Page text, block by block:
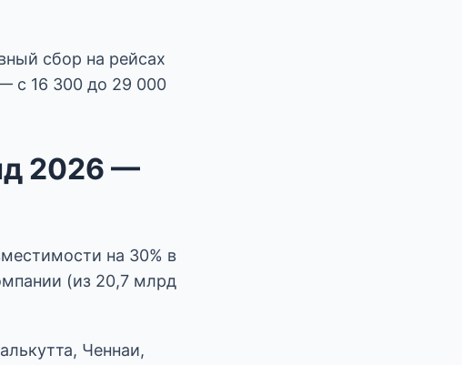
сбор на рейсах
с 16 300 до 29 000
2026 —
на 30% в
(из 20,7 млрд
Ченнаи,